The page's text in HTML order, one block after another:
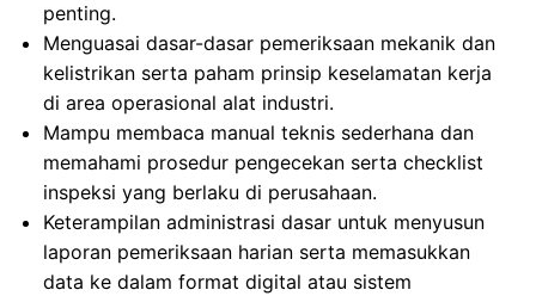
penting.
Menguasai dasar-dasar pemeriksaan mekanik dan
kelistrikan serta paham prinsip keselamatan kerja
di area operasional alat industri.
Mampu membaca manual teknis sederhana dan
memahami prosedur pengecekan serta checklist
inspeksi yang berlaku di perusahaan.
Keterampilan administrasi dasar untuk menyusun
laporan pemeriksaan harian serta memasukkan
data ke dalam format digital atau sistem